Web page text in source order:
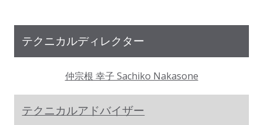
テクニカルディレクター
仲宗根 幸子 Sachiko Nakasone
テクニカルアドバイザー